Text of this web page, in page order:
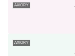
AXIORY
AXIORY